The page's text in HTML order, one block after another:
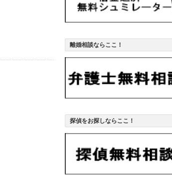
離婚相談ならここ！
探偵をお探しならここ！